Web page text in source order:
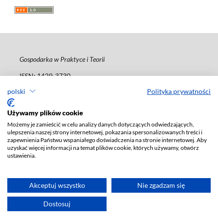
polski Polityka prywatności
Używamy plików cookie
Możemy je zamieścić w celu analizy danych dotyczących odwiedzających,
ulepszenia naszej strony internetowej, pokazania spersonalizowanych treści i
zapewnienia Państwu wspaniałego doświadczenia na stronie internetowej. Aby
uzyskać więcej informacji na temat plików cookie, których używamy, otwórz
ustawienia.
Akceptuj wszystko Nie zgadzam się
Dostosuj
Gospodarka w Praktyce i Teorii
ISSN: 1429-3730